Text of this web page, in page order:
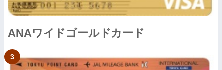
ANAワイドゴールドカード